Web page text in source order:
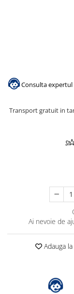
Consulta
Transport gratuit in
Ai nevoie de
Adauga la